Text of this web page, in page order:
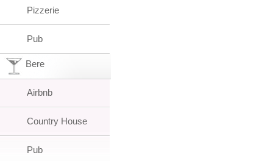
Pizzerie
Pub
Bere
Airbnb
Country House
Pub